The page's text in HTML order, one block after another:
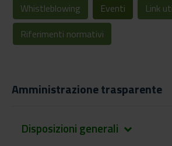
Whistleblowing
Eventi
Link
Riferimenti normativi
Amministrazione trasparente
Disposizioni generali keyboard_arrow_down